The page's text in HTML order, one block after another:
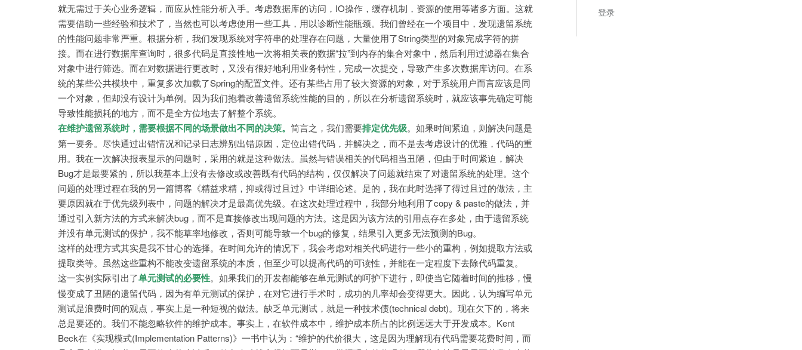
就无需过于关心业务逻辑，而应从性能分析入手。考虑数据库的访问，IO操作，缓存机制，资源的使用等诸多方面。这就
需要借助一些经验和技术了，当然也可以考虑使用一些工具，用以诊断性能瓶颈。我们曾经在一个项目中，发现遗留系统
的性能问题非常严重。根据分析，我们发现系统对字符串的处理存在问题，大量使用了String类型的对象完成字符的拼
接。而在进行数据库查询时，很多代码是直接性地一次将相关表的数据“拉”到内存的集合对象中，然后利用过滤器在集合
对象中进行筛选。而在对数据进行更改时，又没有很好地利用业务特性，完成一次提交，导致产生多次数据库访问。在系
统的某些公共模块中，重复多次加载了Spring的配置文件。还有某些占用了较大资源的对象，对于系统用户而言应该是同
一个对象，但却没有设计为单例。因为我们抱着改善遗留系统性能的目的，所以在分析遗留系统时，就应该事先确定可能
导致性能损耗的地方，而不是全方位地去了解整个系统。
在维护遗留系统时，需要根据不同的场景做出不同的决策。 简言之，我们需要排定优先级。如果时间紧迫，则解决问题是
第一要务。尽快通过出错情况和记录日志辨别出错原因，定位出错代码，并解决之，而不是去考虑设计的优雅，代码的重
用。我在一次解决报表显示的问题时，采用的就是这种做法。虽然与错误相关的代码相当丑陋，但由于时间紧迫，解决
Bug才是最要紧的，所以我基本上没有去修改或改善既有代码的结构，仅仅解决了问题就结束了对遗留系统的处理。这个
问题的处理过程在我的另一篇博客《精益求精，抑或得过且过》中详细论述。是的，我在此时选择了得过且过的做法，主
要原因就在于优先级列表中，问题的解决才是最高优先级。在这次处理过程中，我部分地利用了copy & paste的做法，并
通过引入新方法的方式来解决bug，而不是直接修改出现问题的方法。这是因为该方法的引用点存在多处，由于遗留系统
并没有单元测试的保护，我不能草率地修改，否则可能导致一个bug的修复，结果引入更多无法预测的Bug。
这样的处理方式其实是我不甘心的选择。在时间允许的情况下，我会考虑对相关代码进行一些小的重构，例如提取方法或
提取类等。虽然这些重构不能改变遗留系统的本质，但至少可以提高代码的可读性，并能在一定程度下去除代码重复。
这一实例实际引出了单元测试的必要性。如果我们的开发都能够在单元测试的呵护下进行，即使当它随着时间的推移，慢
慢变成了丑陋的遗留代码，因为有单元测试的保护，在对它进行手术时，成功的几率却会变得更大。因此，认为编写单元
测试是浪费时间的观点，事实上是一种短视的做法。缺乏单元测试，就是一种技术债(technical debt)。现在欠下的，将来
总是要还的。我们不能忽略软件的维护成本。事实上，在软件成本中，维护成本所占的比例远远大于开发成本。Kent
Beck在《实现模式(Implementation Patterns)》一书中认为：“维护的代价很大，这是因为理解现有代码需要花费时间，而
登录